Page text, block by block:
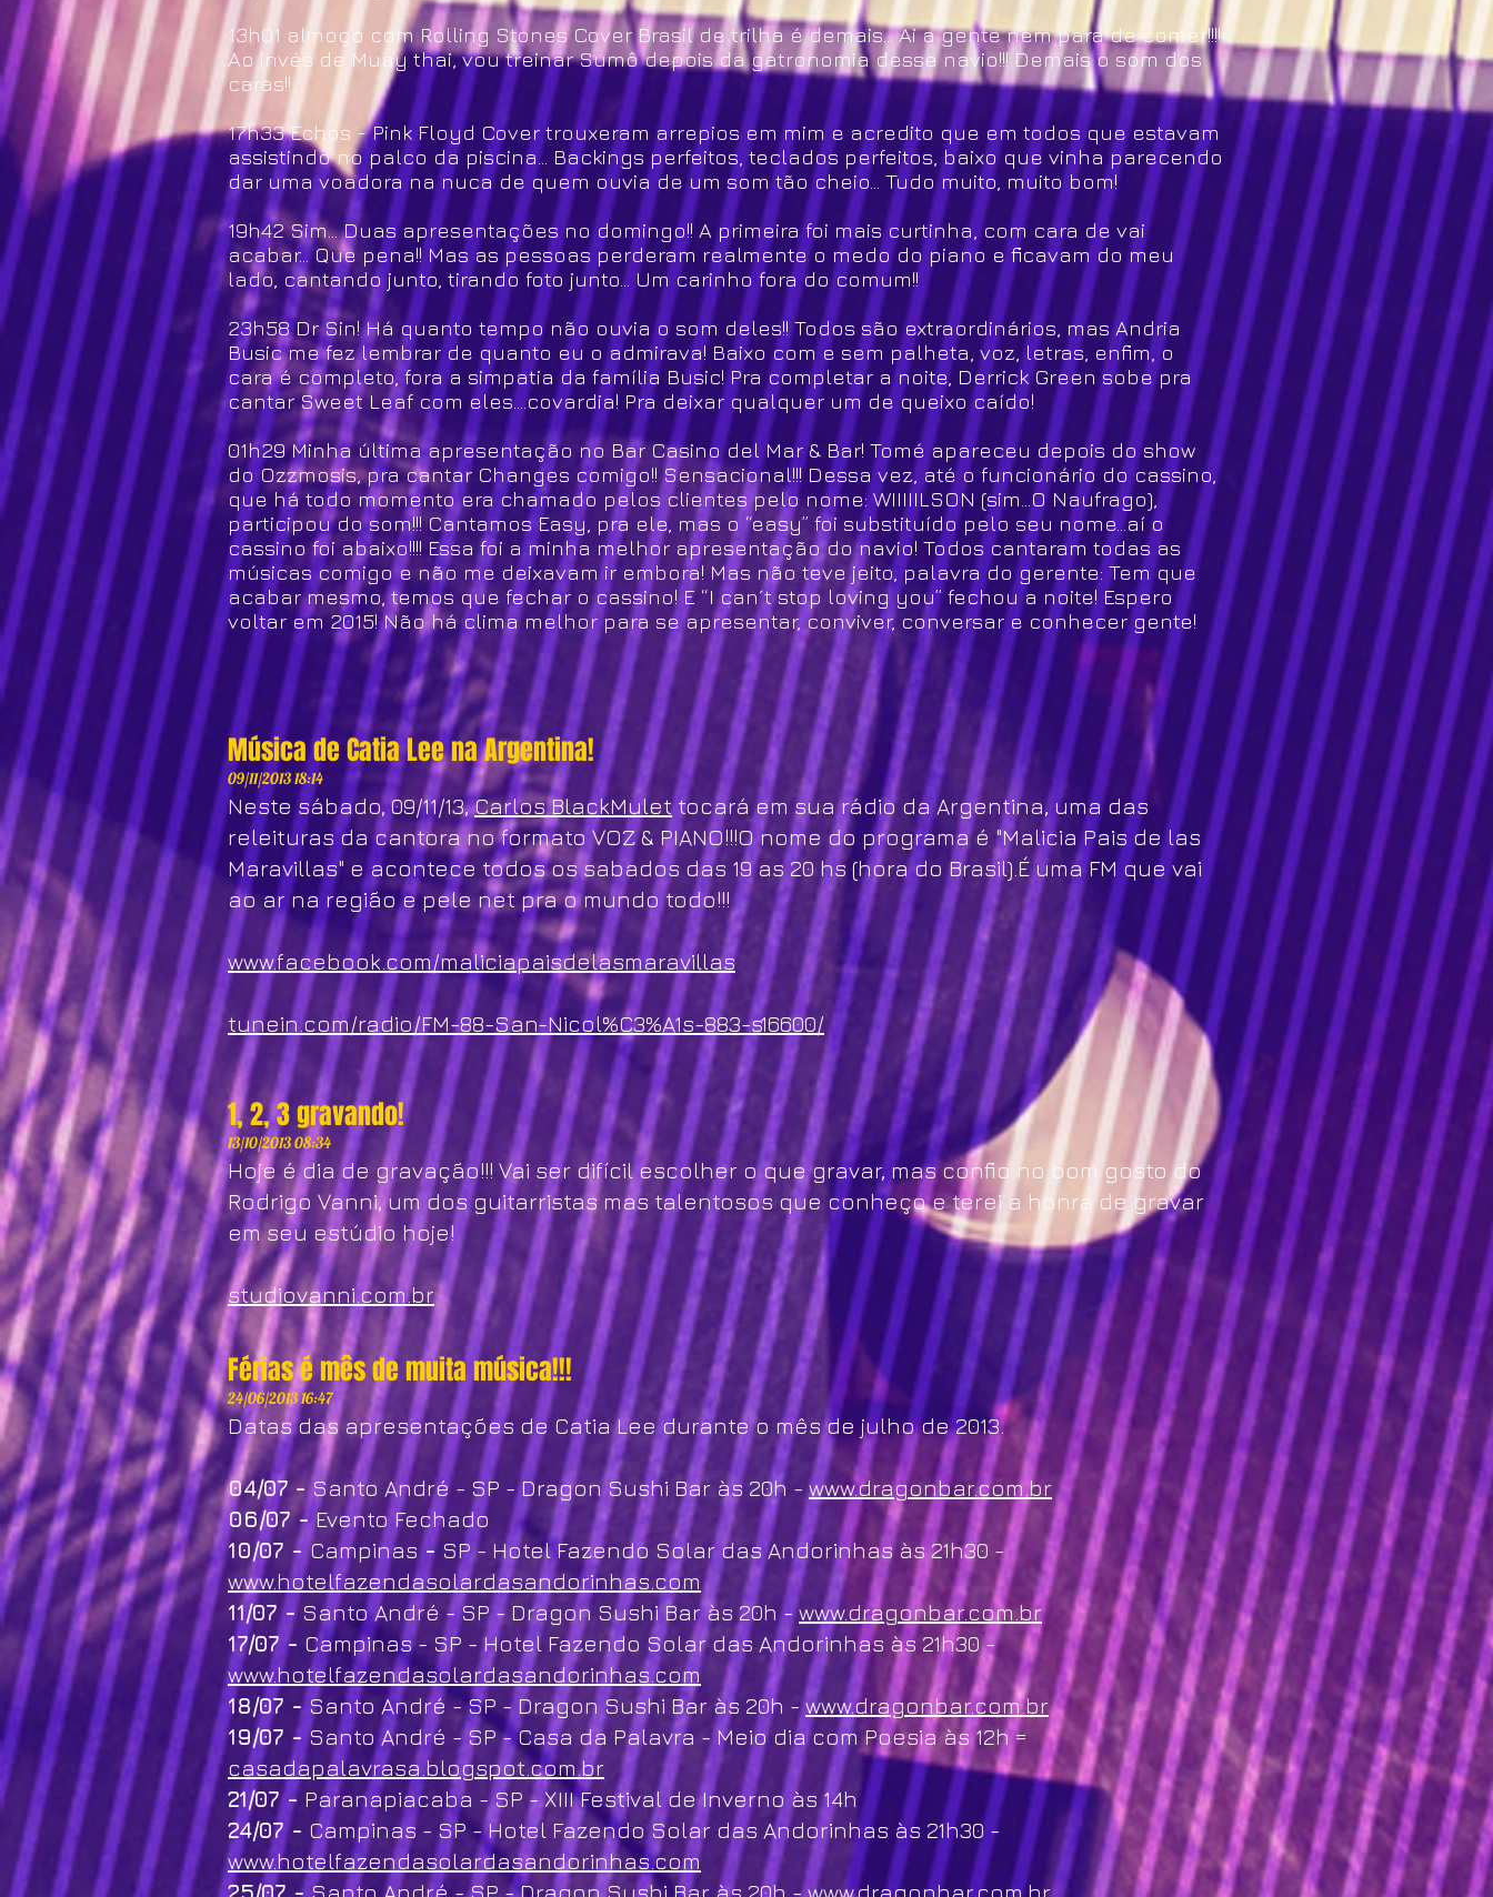
13h01 almoço com Rolling Stones Cover Brasil de trilha é demais... Ai a gente nem para de comer!!!!
Ao invés de Muay thai, vou treinar Sumô depois da gatronomia desse navio!!! Demais o som dos
caras!!
17h33 Echos - Pink Floyd Cover trouxeram arrepios em mim e acredito que em todos que estavam
assistindo no palco da piscina... Backings perfeitos, teclados perfeitos, baixo que vinha parecendo
dar uma voadora na nuca de quem ouvia de um som tão cheio... Tudo muito, muito bom!
19h42 Sim... Duas apresentações no domingo!! A primeira foi mais curtinha, com cara de vai
acabar... Que pena!! Mas as pessoas perderam realmente o medo do piano e ficavam do meu
lado, cantando junto, tirando foto junto... Um carinho fora do comum!!
23h58 Dr Sin! Há quanto tempo não ouvia o som deles!! Todos são extraordinários, mas Andria
Busic me fez lembrar de quanto eu o admirava! Baixo com e sem palheta, voz, letras, enfim, o
cara é completo, fora a simpatia da família Busic! Pra completar a noite, Derrick Green sobe pra
cantar Sweet Leaf com eles....covardia! Pra deixar qualquer um de queixo caído!
01h29 Minha última apresentação no Bar Casino del Mar & Bar! Tomé apareceu depois do show
do Ozzmosis, pra cantar Changes comigo!! Sensacional!!! Dessa vez, até o funcionário do cassino,
que há todo momento era chamado pelos clientes pelo nome: WIIIIILSON (sim...O Naufrago),
participou do som!!! Cantamos Easy, pra ele, mas o “easy” foi substituído pelo seu nome...aí o
cassino foi abaixo!!!! Essa foi a minha melhor apresentação do navio! Todos cantaram todas as
músicas comigo e não me deixavam ir embora! Mas não teve jeito, palavra do gerente: Tem que
acabar mesmo, temos que fechar o cassino! E “I can´t stop loving you” fechou a noite! Espero
voltar em 2015! Não há clima melhor para se apresentar, conviver, conversar e conhecer gente!
Música de Catia Lee na Argentina!
09/11/2013 18:14
Neste sábado, 09/11/13,Carlos BlackMulettocará em sua rádio da Argentina, uma das
releituras da cantora no formato VOZ & PIANO!!!O nome do programa é "Malicia Pais de las
Maravillas" e acontece todos os sabados das 19 as 20 hs (hora do Brasil).É uma FM que vai
ao ar na região e pele net pra o mundo todo!!!
www.facebook.com/maliciapaisdelasmaravillas
tunein.com/radio/FM-88-San-Nicol%C3%A1s-883-s16600/
1, 2, 3 gravando!
13/10/2013 08:34
Hoje é dia de gravação!!! Vai ser difícil escolher o que gravar, mas confio no bom gosto do
Rodrigo Vanni, um dos guitarristas mas talentosos que conheço e terei a honra de gravar
em seu estúdio hoje!
studiovanni.com.br
Férias é mês de muita música!!!
24/06/2013 16:47
Datas das apresentações de Catia Lee durante o mês de julho de 2013.
04/07 -Santo André - SP - Dragon Sushi Bar às 20h -www.dragonbar.com.br
06/07 - Evento Fechado
10/07 -Campinas-SP - Hotel Fazendo Solar das Andorinhas às 21h30 -
www.hotelfazendasolardasandorinhas.com
11/07 -Santo André - SP - Dragon Sushi Bar às 20h -www.dragonbar.com.br
17/07 - Campinas - SP - Hotel Fazendo Solar das Andorinhas às 21h30 -
www.hotelfazendasolardasandorinhas.com
18/07 -Santo André - SP - Dragon Sushi Bar às 20h -www.dragonbar.com.br
19/07 - Santo André - SP - Casa da Palavra - Meio dia com Poesia às 12h =
casadapalavrasa.blogspot.com.br
21/07 -Paranapiacaba - SP - XIII Festival de Inverno às 14h
24/07 - Campinas - SP - Hotel Fazendo Solar das Andorinhas às 21h30 -
www.hotelfazendasolardasandorinhas.com